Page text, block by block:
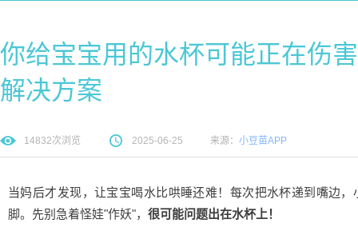
你给宝宝用的水杯可能正在伤
解决方案
14832次浏览 2025-06-25 来源： 小豆苗APP
当妈后才发现，让宝宝喝水比哄睡还难！每次把水杯递到嘴边
脚。先别急着怪娃"作妖"， 很可能问题出在水杯上！